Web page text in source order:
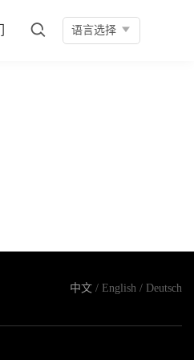
语言选择
中文 / English / Deutsch